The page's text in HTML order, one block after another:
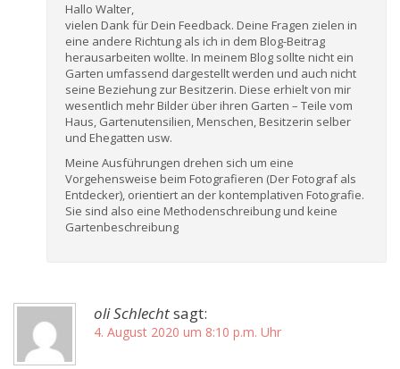
Hallo Walter,
vielen Dank für Dein Feedback. Deine Fragen zielen in
eine andere Richtung als ich in dem Blog-Beitrag
herausarbeiten wollte. In meinem Blog sollte nicht ein
Garten umfassend dargestellt werden und auch nicht
seine Beziehung zur Besitzerin. Diese erhielt von mir
wesentlich mehr Bilder über ihren Garten – Teile vom
Haus, Gartenutensilien, Menschen, Besitzerin selber
und Ehegatten usw.
Meine Ausführungen drehen sich um eine
Vorgehensweise beim Fotografieren (Der Fotograf als
Entdecker), orientiert an der kontemplativen Fotografie.
Sie sind also eine Methodenschreibung und keine
Gartenbeschreibung
oli Schlechtsagt:
4. August 2020 um 8:10 p.m. Uhr